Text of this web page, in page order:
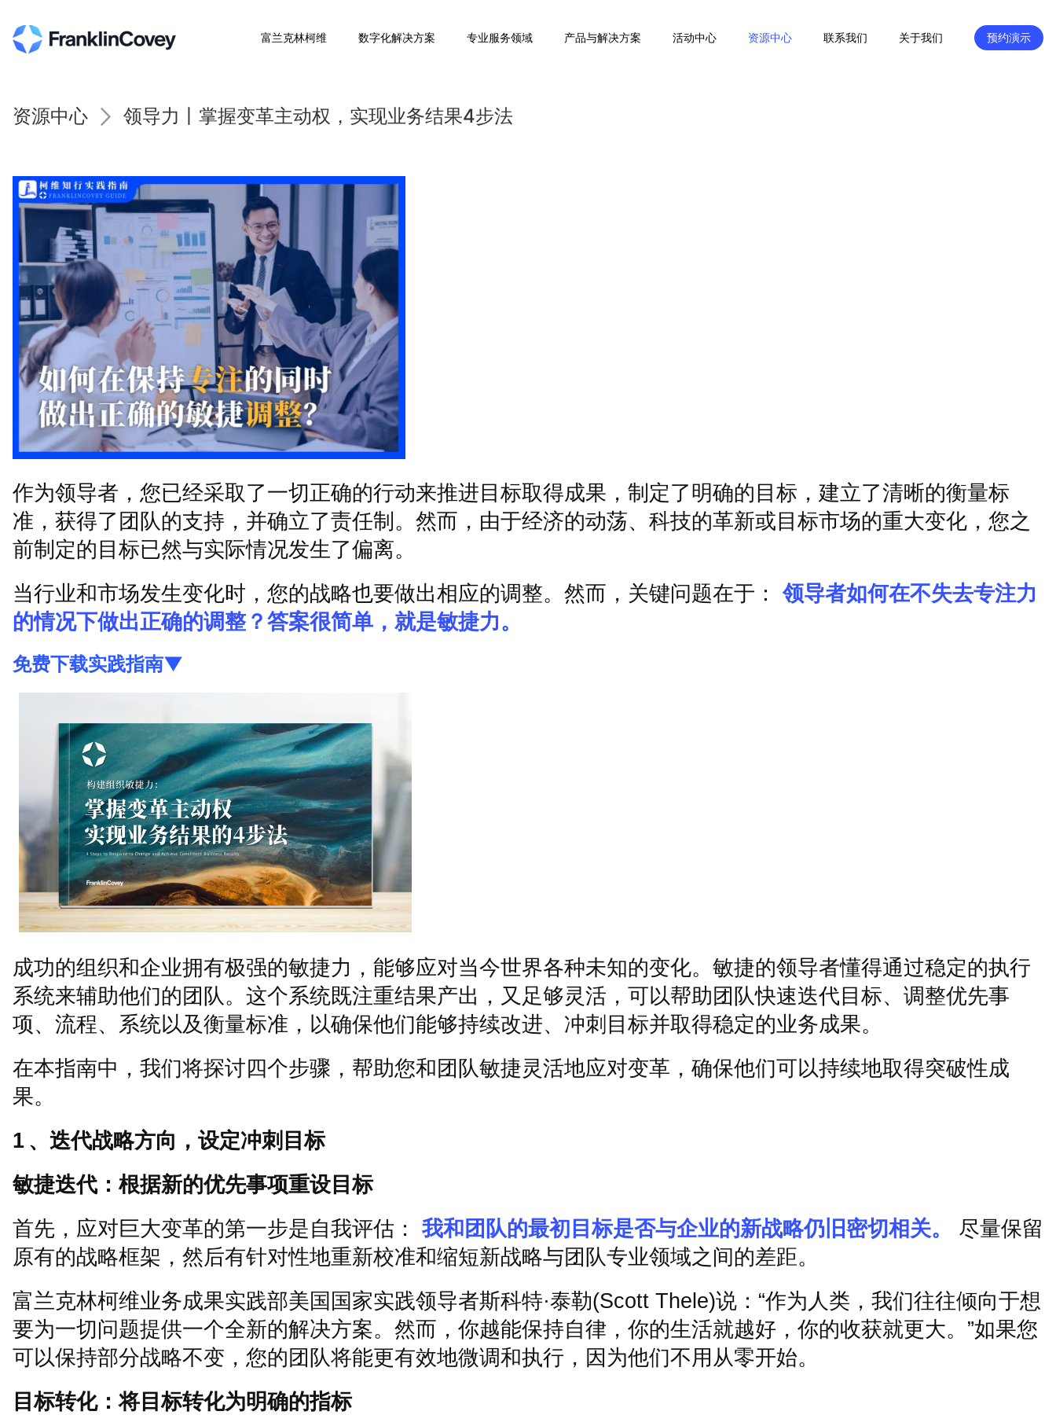
预约演示
关于我们
联系我们
资源中心
活动中心
产品与解决方案
专业服务领域
数字化解决方案
富兰克林柯维
资源中心 领导力丨掌握变革主动权，实现业务结果4步法
作为领导者，您已经采取了一切正确的行动来推进目标取得成果，制定了明确的目标，建立了清晰的衡量标
准，获得了团队的支持，并确立了责任制。然而，由于经济的动荡、科技的革新或目标市场的重大变化，您之
前制定的目标已然与实际情况发生了偏离。
当行业和市场发生变化时，您的战略也要做出相应的调整。然而，关键问题在于：
领导者如何在不失去专注力
的情况下做出正确的调整？答案很简单，就是敏捷力。
免费下载实践指南▼
成功的组织和企业拥有极强的敏捷力，能够应对当今世界各种未知的变化。敏捷的领导者懂得通过稳定的执行
系统来辅助他们的团队。这个系统既注重结果产出，又足够灵活，可以帮助团队快速迭代目标、调整优先事
项、流程、系统以及衡量标准，以确保他们能够持续改进、冲刺目标并取得稳定的业务成果。
在本指南中，我们将探讨四个步骤，帮助您和团队敏捷灵活地应对变革，确保他们可以持续地取得突破性成
果。
1 、迭代战略方向，设定冲刺目标
敏捷迭代：根据新的优先事项重设目标
首先，应对巨大变革的第一步是自我评估：
我和团队的最初目标是否与企业的新战略仍旧密切相关。
尽量保留
原有的战略框架，然后有针对性地重新校准和缩短新战略与团队专业领域之间的差距。
富兰克林柯维业务成果实践部美国国家实践领导者斯科特·泰勒(Scott Thele)说： “作为人类，我们往往倾向于想
要为一切问题提供一个全新的解决方案。然而，你越能保持自律，你的生活就越好，你的收获就更大。 ”如果您
可以保持部分战略不变，您的团队将能更有效地微调和执行，因为他们不用从零开始。
目标转化：将目标转化为明确的指标